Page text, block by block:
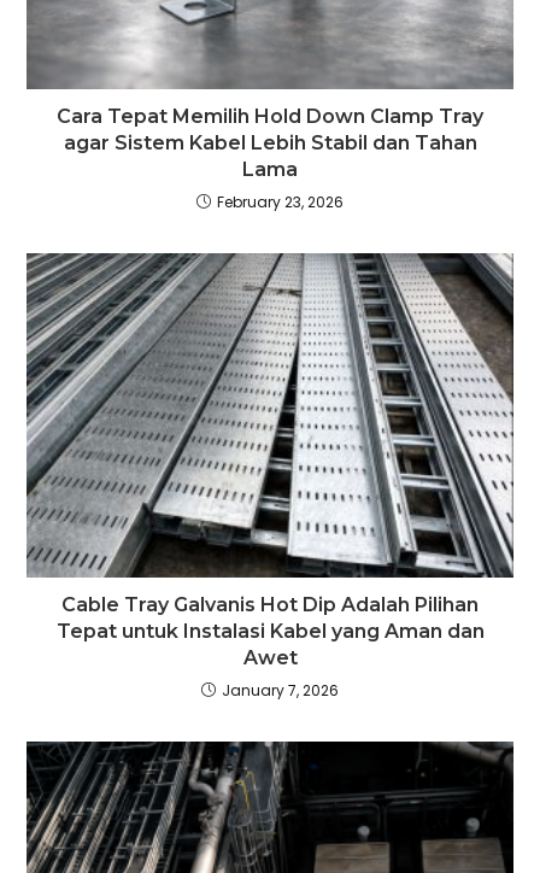
Cara Tepat Memilih Hold Down Clamp Tray
agar Sistem Kabel Lebih Stabil dan Tahan
Lama
February 23, 2026
Cable Tray Galvanis Hot Dip Adalah Pilihan
Tepat untuk Instalasi Kabel yang Aman dan
Awet
January 7, 2026